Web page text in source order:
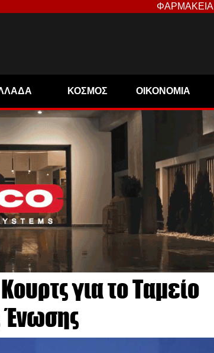
ΦΑΡΜΑΚΕΙΑ
ΚΟΣΜΟΣ ΟΙΚΟΝΟΜΙΑ
για το Ταμείο
Ένωσης